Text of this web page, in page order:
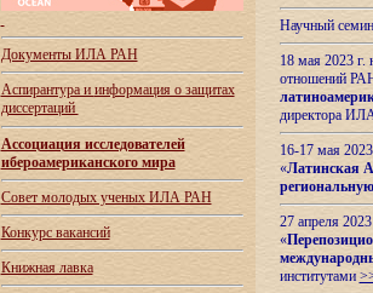
Документы ИЛА РАН
Аспирантура и информация о защитах
диссертаций
Ассоциация исследователей
ибероамериканского мира
Совет молодых ученых ИЛА РАН
Конкурс вакансий
Книжная лавка
Научный
18 мая 2023
отношений
директора
16-17 мая
«Латинская
27 апреля
«
институтами